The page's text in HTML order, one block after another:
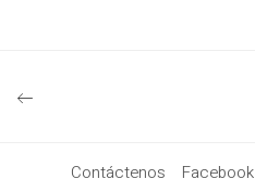
Contáctenos Facebook